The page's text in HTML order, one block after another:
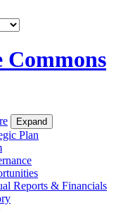
Commons
Expand
Plan
Reports & Financials